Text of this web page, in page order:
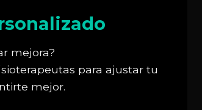
mejora?
para ajustar tu
mejor.